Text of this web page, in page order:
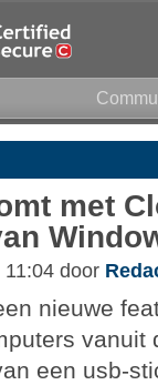
met
door
nieuwe
een usb-